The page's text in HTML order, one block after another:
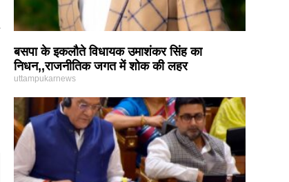
बसपा के इकलौते विधायक उमाशंकर सिंह का
निधन,,राजनीतिक जगत में शोक की लहर
uttampukarnews